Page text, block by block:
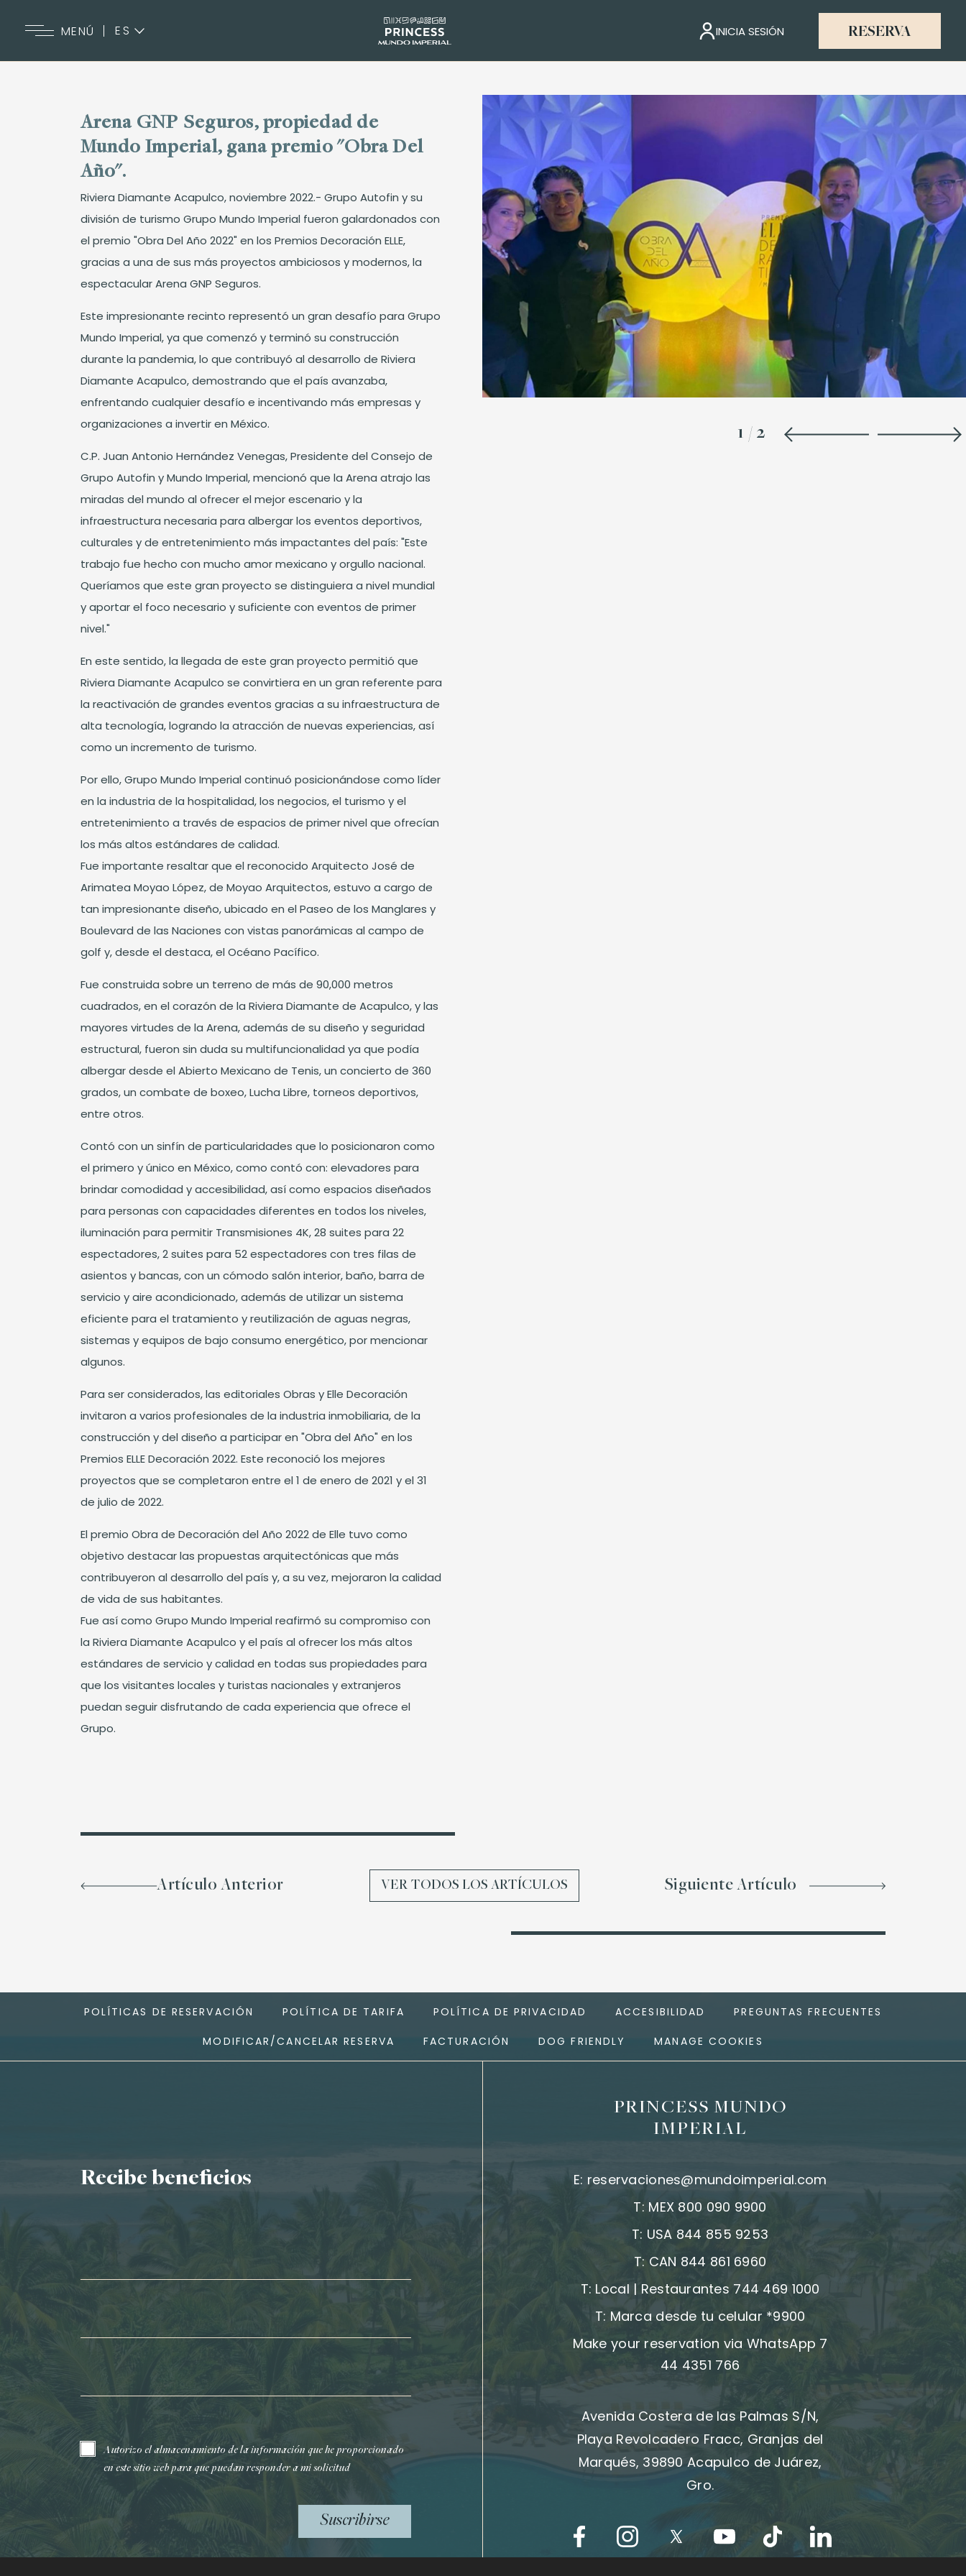
MENÚ
ES
INICIA SESIÓN RESERVA
1 /2
Arena GNP Seguros, propiedad de
Mundo Imperial, gana premio "Obra Del
Año".
Riviera Diamante Acapulco, noviembre 2022.- Grupo Autofin y su
división de turismo Grupo Mundo Imperial fueron galardonados con
el premio "Obra Del Año 2022" en los Premios Decoración ELLE,
gracias a una de sus más proyectos ambiciosos y modernos, la
espectacular Arena GNP Seguros.
Este impresionante recinto representó un gran desafío para Grupo
Mundo Imperial, ya que comenzó y terminó su construcción
durante la pandemia, lo que contribuyó al desarrollo de Riviera
Diamante Acapulco, demostrando que el país avanzaba,
enfrentando cualquier desafío e incentivando más empresas y
organizaciones a invertir en México.
C.P. Juan Antonio Hernández Venegas, Presidente del Consejo de
Grupo Autofin y Mundo Imperial, mencionó que la Arena atrajo las
miradas del mundo al ofrecer el mejor escenario y la
infraestructura necesaria para albergar los eventos deportivos,
culturales y de entretenimiento más impactantes del país: "Este
trabajo fue hecho con mucho amor mexicano y orgullo nacional.
Queríamos que este gran proyecto se distinguiera a nivel mundial
y aportar el foco necesario y suficiente con eventos de primer
nivel."
En este sentido, la llegada de este gran proyecto permitió que
Riviera Diamante Acapulco se convirtiera en un gran referente para
la reactivación de grandes eventos gracias a su infraestructura de
alta tecnología, logrando la atracción de nuevas experiencias, así
como un incremento de turismo.
Por ello, Grupo Mundo Imperial continuó posicionándose como líder
en la industria de la hospitalidad, los negocios, el turismo y el
entretenimiento a través de espacios de primer nivel que ofrecían
los más altos estándares de calidad.
Fue importante resaltar que el reconocido Arquitecto José de
Arimatea Moyao López, de Moyao Arquitectos, estuvo a cargo de
tan impresionante diseño, ubicado en el Paseo de los Manglares y
Boulevard de las Naciones con vistas panorámicas al campo de
golf y, desde el destaca, el Océano Pacífico.
Fue construida sobre un terreno de más de 90,000 metros
cuadrados, en el corazón de la Riviera Diamante de Acapulco, y las
mayores virtudes de la Arena, además de su diseño y seguridad
estructural, fueron sin duda su multifuncionalidad ya que podía
albergar desde el Abierto Mexicano de Tenis, un concierto de 360
grados, un combate de boxeo, Lucha Libre, torneos deportivos,
entre otros.
Contó con un sinfín de particularidades que lo posicionaron como
el primero y único en México, como contó con: elevadores para
brindar comodidad y accesibilidad, así como espacios diseñados
para personas con capacidades diferentes en todos los niveles,
iluminación para permitir Transmisiones 4K, 28 suites para 22
espectadores, 2 suites para 52 espectadores con tres filas de
asientos y bancas, con un cómodo salón interior, baño, barra de
servicio y aire acondicionado, además de utilizar un sistema
eficiente para el tratamiento y reutilización de aguas negras,
sistemas y equipos de bajo consumo energético, por mencionar
algunos.
Para ser considerados, las editoriales Obras y Elle Decoración
invitaron a varios profesionales de la industria inmobiliaria, de la
construcción y del diseño a participar en "Obra del Año" en los
Premios ELLE Decoración 2022. Este reconoció los mejores
proyectos que se completaron entre el 1 de enero de 2021 y el 31
de julio de 2022.
El premio Obra de Decoración del Año 2022 de Elle tuvo como
objetivo destacar las propuestas arquitectónicas que más
contribuyeron al desarrollo del país y, a su vez, mejoraron la calidad
de vida de sus habitantes.
Fue así como Grupo Mundo Imperial reafirmó su compromiso con
la Riviera Diamante Acapulco y el país al ofrecer los más altos
estándares de servicio y calidad en todas sus propiedades para
que los visitantes locales y turistas nacionales y extranjeros
puedan seguir disfrutando de cada experiencia que ofrece el
Grupo.
Artículo Anterior VER TODOS LOS ARTÍCULOS Siguiente Artículo
POLÍTICAS DE RESERVACIÓN POLÍTICA DE TARIFA POLÍTICA DE PRIVACIDAD ACCESIBILIDAD PREGUNTAS FRECUENTES
MODIFICAR/CANCELAR RESERVA FACTURACIÓN DOG FRIENDLY MANAGE COOKIES
Recibe beneficios
Autorizo el almacenamiento de la información que he proporcionado
en este sitio web para que puedan responder a mi solicitud
Suscribirse
PRINCESS MUNDO
IMPERIAL
E: reservaciones@mundoimperial.com
T: MEX 800 090 9900
T: USA 844 855 9253
T: CAN 844 861 6960
T: Local | Restaurantes 744 469 1000
T: Marca desde tu celular *9900
Make your reservation via WhatsApp 7
44 4351 766
Avenida Costera de las Palmas S/N,
Playa Revolcadero Fracc, Granjas del
Marqués, 39890 Acapulco de Juárez,
Gro.